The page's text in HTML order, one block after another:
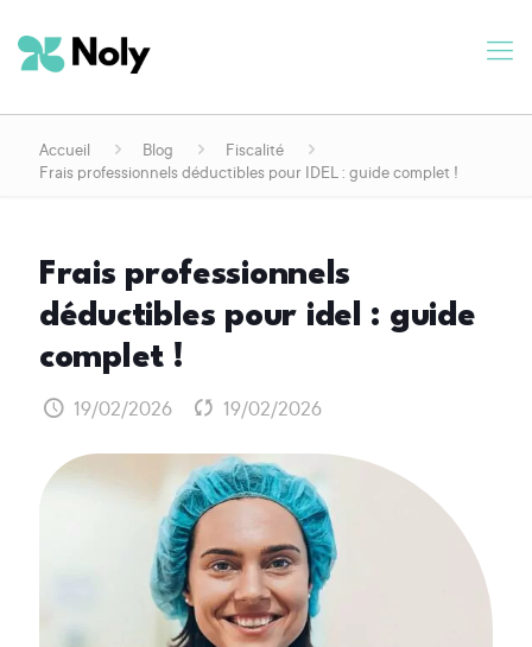
Accueil Blog
Fiscalité
Frais professionnels déductibles pour IDEL : guide complet !
frais professionnels
déductibles pour idel : guide
complet !
19/02/2026 19/02/2026